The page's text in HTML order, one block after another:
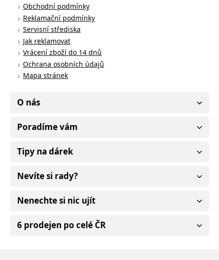
Obchodní podmínky
Reklamační podmínky
Servisní střediska
Jak reklamovat
Vrácení zboží do 14 dnů
Ochrana osobních údajů
Mapa stránek
O nás
Poradíme vám
Tipy na dárek
Nevíte si rady?
Nenechte si nic ujít
6 prodejen po celé ČR